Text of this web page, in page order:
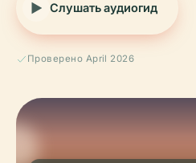
Слушать аудиогид
Проверено April 2026